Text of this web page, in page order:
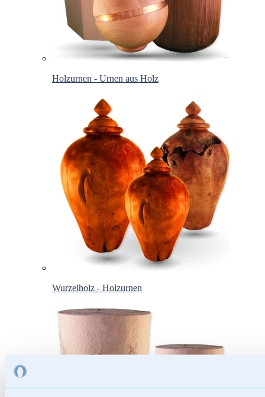
Holzurnen - Urnen aus Holz
Wurzelholz - Holzurnen